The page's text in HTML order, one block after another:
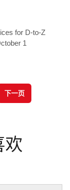
for D-to-Z
1
下一页
欢